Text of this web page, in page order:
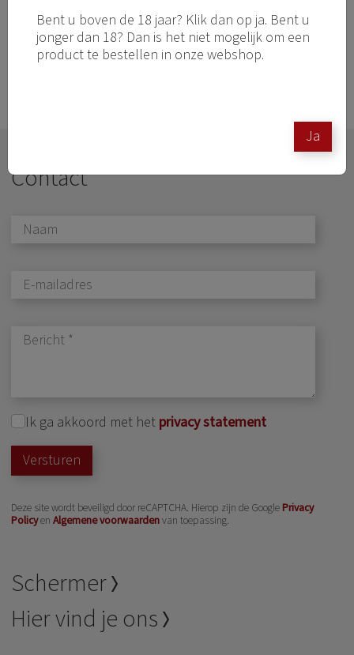
Bent u boven de 18 jaar? Klik dan op ja. Bent u
jonger dan 18? Dan is het niet mogelijk om een
product te bestellen in onze webshop.
Ja
Contact
Ik ga akkoord met het privacy statement
Versturen
Deze site wordt beveiligd door reCAPTCHA. Hierop zijn de Google Privacy
Policyen Algemene voorwaardenvan toepassing.
Schermer
Hier vind je ons